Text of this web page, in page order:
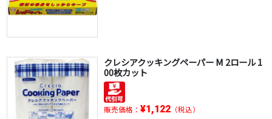
クレシアクッキングペーパー M 2ロール 1
00枚カット
販売価格： ¥1,122（税込）